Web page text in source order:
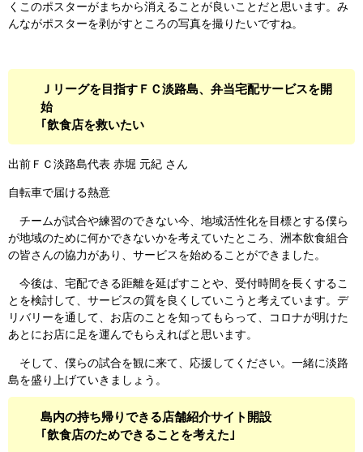
くこのポスターがまちから消えることが良いことだと思います。み
んながポスターを剥がすところの写真を撮りたいですね。
Ｊリーグを目指すＦＣ淡路島、弁当宅配サービスを開
始
｢飲食店を救いたい
出前ＦＣ淡路島代表 赤堀 元紀 さん
自転車で届ける熱意
チームが試合や練習のできない今、地域活性化を目標とする僕ら
が地域のために何かできないかを考えていたところ、洲本飲食組合
の皆さんの協力があり、サービスを始めることができました。
今後は、宅配できる距離を延ばすことや、受付時間を長くするこ
とを検討して、サービスの質を良くしていこうと考えています。デ
リバリーを通して、お店のことを知ってもらって、コロナが明けた
あとにお店に足を運んでもらえればと思います。
そして、僕らの試合を観に来て、応援してください。一緒に淡路
島を盛り上げていきましょう。
島内の持ち帰りできる店舗紹介サイト開設
｢飲食店のためできることを考えた｣